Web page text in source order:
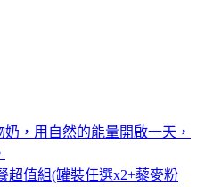
，用自然的能量開啟一天，
超值組(罐裝任選x2+藜麥粉